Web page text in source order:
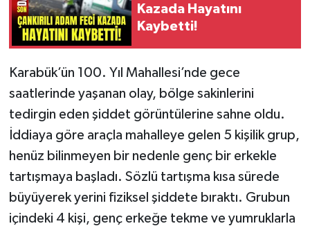
Kazada Hayatını
Kaybetti!
Karabük’ün 100. Yıl Mahallesi’nde gece
saatlerinde yaşanan olay, bölge sakinlerini
tedirgin eden şiddet görüntülerine sahne oldu.
İddiaya göre araçla mahalleye gelen 5 kişilik grup,
henüz bilinmeyen bir nedenle genç bir erkekle
tartışmaya başladı. Sözlü tartışma kısa sürede
büyüyerek yerini fiziksel şiddete bıraktı. Grubun
içindeki 4 kişi, genç erkeğe tekme ve yumruklarla